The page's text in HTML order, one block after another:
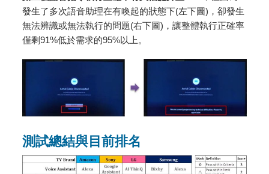
發生了多次語音助理在有喚起的狀態下(左下圖)，卻發生
無法辨識或無法執行的問題(右下圖)，讓整體執行正確率
僅剩91%低於需求的95%以上。
測試總結與目前排名